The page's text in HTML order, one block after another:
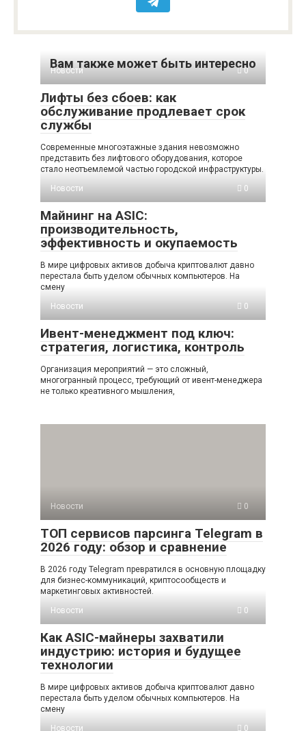
Вам также может быть интересно
Новости 0
Лифты без сбоев: как
обслуживание продлевает срок
службы
Современные многоэтажные здания невозможно
представить без лифтового оборудования, которое
стало неотъемлемой частью городской инфраструктуры.
Новости
0
Майнинг на ASIC:
производительность,
эффективность и окупаемость
В мире цифровых активов добыча криптовалют давно
перестала быть уделом обычных компьютеров. На
смену
Новости
0
Ивент-менеджмент под ключ:
стратегия, логистика, контроль
Организация мероприятий — это сложный,
многогранный процесс, требующий от ивент-менеджера
не только креативного мышления,
Новости 0
ТОП сервисов парсинга Telegram в
2026 году: обзор и сравнение
В 2026 году Telegram превратился в основную площадку
для бизнес-коммуникаций, криптосообществ и
маркетинговых активностей.
Новости
0
Как ASIC-майнеры захватили
индустрию: история и будущее
технологии
В мире цифровых активов добыча криптовалют давно
перестала быть уделом обычных компьютеров. На
смену
Новости
0